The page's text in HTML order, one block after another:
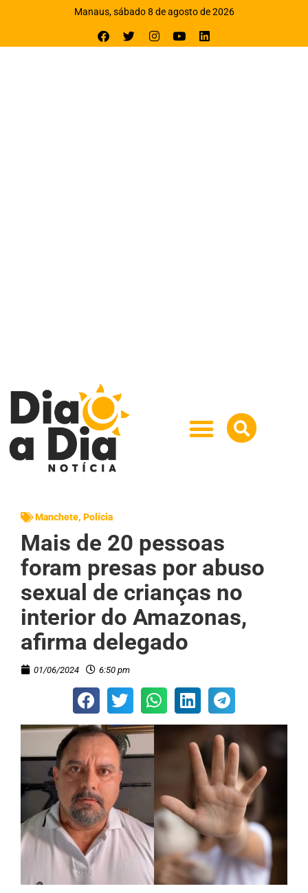
Manaus, sábado 8 de agosto de 2026
Manchete, Polícia
Mais de 20 pessoas
foram presas por abuso
sexual de crianças no
interior do Amazonas,
afirma delegado
01/06/2024 6:50 pm